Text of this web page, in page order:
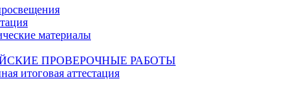
материалы
ПРОВЕРОЧНЫЕ РАБОТЫ
итоговая аттестация